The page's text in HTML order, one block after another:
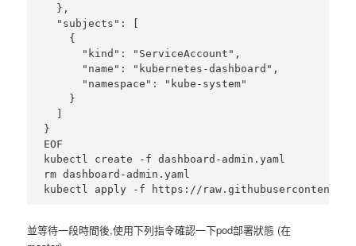
  },
  "subjects": [
    {
      "kind": "ServiceAccount",
      "name": "kubernetes-dashboard",
      "namespace": "kube-system"
    }
  ]
}
EOF
kubectl create -f dashboard-admin.yaml
rm dashboard-admin.yaml
並等待一段時間後,使用下列指令確認一下pod部署狀態 (在